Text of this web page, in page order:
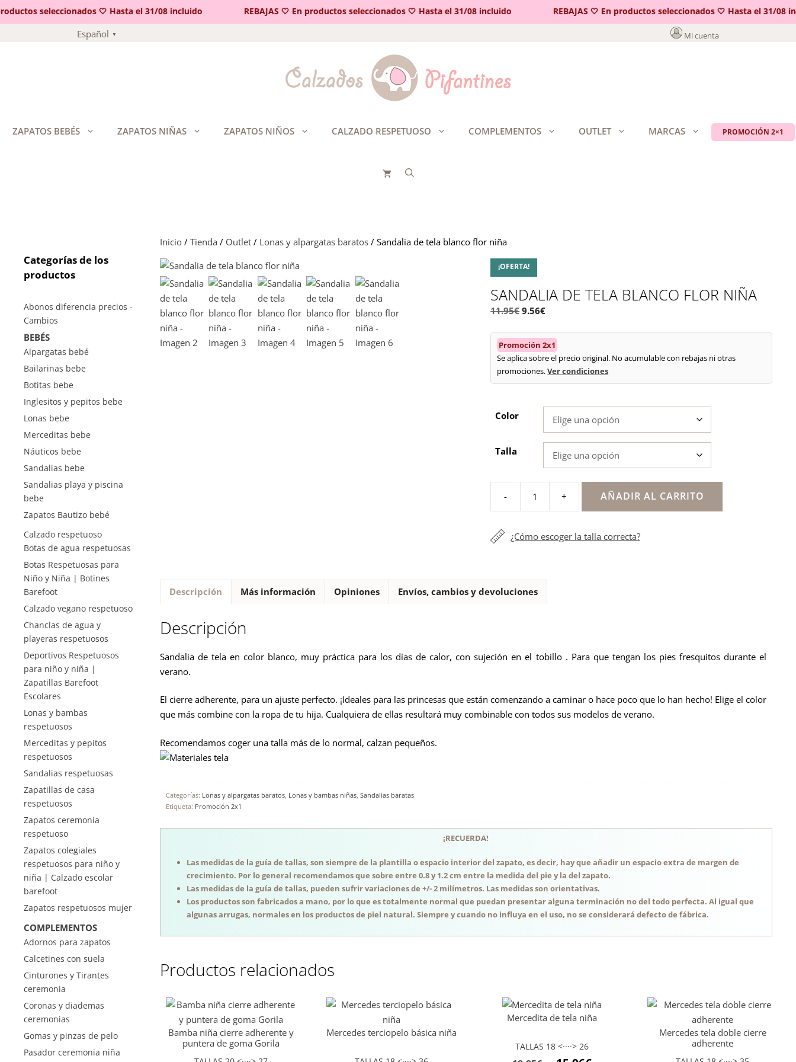
seleccionados 🤍 Hasta el 31/08 incluido REBAJAS 🤍 En productos seleccionados 🤍 Hasta el 31/08 incluido REBAJAS 🤍 En productos seleccionados 🤍 Hasta el 31/08
Español ▼ Mi cuenta
ZAPATOS BEBÉS ZAPATOS NIÑAS ZAPATOS NIÑOS CALZADO RESPETUOSO COMPLEMENTOS OUTLET MARCAS PROMOCIÓN 2×1
Inicio/ Tienda / Outlet/ Lonas y alpargatas baratos/ Sandalia de tela blanco flor niña
¡OFERTA!
SANDALIA DE TELA BLANCO FLOR NIÑA
11.95€El
original
era:
11.95€.
9.56€El
actual
es:
9.56€.
Promoción 2x1
Se aplica sobre el precio original. No acumulable con rebajas ni otras
promociones.Ver condiciones
Color
Talla
-
tela
blanco
niña
cantidad
+ AÑADIR AL CARRITO
¿Cómo escoger la talla correcta?
Descripción Más información Opiniones Envíos, cambios y devoluciones
Descripción
Sandalia de tela en color blanco, muy práctica para los días de calor, con sujeción en el tobillo . Para que tengan los pies fresquitos durante el
verano.
El cierre adherente, para un ajuste perfecto. ¡Ideales para las princesas que están comenzando a caminar o hace poco que lo han hecho! Elige el color
que más combine con la ropa de tu hija. Cualquiera de ellas resultará muy combinable con todos sus modelos de verano.
Recomendamos coger una talla más de lo normal, calzan pequeños.
Categorías: Lonas y alpargatas baratos, Lonas y bambas niñas, Sandalias baratas
Etiqueta: Promoción 2x1
¡RECUERDA!
Las medidas de la guía de tallas, son siempre de la plantilla o espacio interior del zapato, es decir, hay que añadir un espacio extra de margen de
crecimiento. Por lo general recomendamos que sobre entre 0.8 y 1.2 cm entre la medida del pie y la del zapato.
Las medidas de la guía de tallas, pueden sufrir variaciones de +/- 2 milímetros. Las medidas son orientativas.
Los productos son fabricados a mano, por lo que es totalmente normal que puedan presentar alguna terminación no del todo perfecta. Al igual que
algunas arrugas, normales en los productos de piel natural. Siempre y cuando no influya en el uso, no se considerará defecto de fábrica.
Productos relacionados
Bamba niña cierre adherente y
puntera de goma Gorila
Mercedes terciopelo básica niña
Mercedita de tela niña
TALLAS 18 <····> 26
Mercedes tela doble cierre
adherente
Categorías de los
productos
Abonos diferencia precios -
Cambios
BEBÉS
Alpargatas bebé
Bailarinas bebe
Botitas bebe
Inglesitos y pepitos bebe
Lonas bebe
Merceditas bebe
Náuticos bebe
Sandalias bebe
Sandalias playa y piscina
bebe
Zapatos Bautizo bebé
Calzado respetuoso
Botas de agua respetuosas
Botas Respetuosas para
Niño y Niña | Botines
Barefoot
Calzado vegano respetuoso
Chanclas de agua y
playeras respetuosos
Deportivos Respetuosos
para niño y niña |
Zapatillas Barefoot
Escolares
Lonas y bambas
respetuosos
Merceditas y pepitos
respetuosos
Sandalias respetuosas
Zapatillas de casa
respetuosos
Zapatos ceremonia
respetuoso
Zapatos colegiales
respetuosos para niño y
niña | Calzado escolar
barefoot
Zapatos respetuosos mujer
COMPLEMENTOS
Adornos para zapatos
Calcetines con suela
Cinturones y Tirantes
ceremonia
Coronas y diademas
ceremonias
Gomas y pinzas de pelo
Pasador ceremonia niña